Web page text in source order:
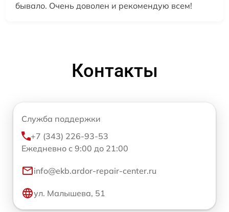
бывало. Очень доволен и рекомендую всем!
Контакты
Служба поддержки
+7 (343) 226-93-53
Ежедневно с 9:00 до 21:00
info@ekb.ardor-repair-center.ru
ул. Малышева, 51